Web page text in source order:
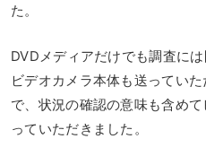
た。
DVDメディアだけでも調査に
ビデオカメラ本体も送ってい
で、状況の確認の意味も含め
っていただきました。